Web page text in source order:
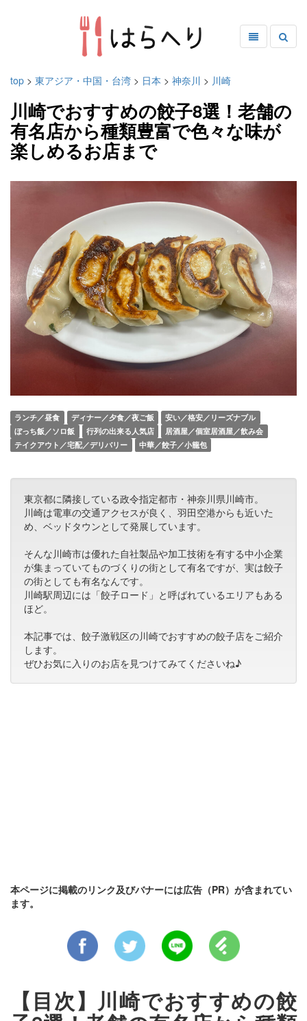
top > 東アジア・中国・台湾 > 日本 > 神奈川 > 川崎
川崎でおすすめの餃子8選！老舗の
有名店から種類豊富で色々な味が
楽しめるお店まで
ランチ／昼食 ディナー／夕食／夜ご飯
安い／格安／リーズナブル
ぼっち飯／ソロ飯
行列の出来る人気店
居酒屋／個室居酒屋／飲み会
テイクアウト／宅配／デリバリー
中華／餃子／小籠包
東京都に隣接している政令指定都市・神奈川県川崎市。
川崎は電車の交通アクセスが良く、羽田空港からも近いた
め、ベッドタウンとして発展しています。
そんな川崎市は優れた自社製品や加工技術を有する中小企業
が集まっていてものづくりの街として有名ですが、実は餃子
の街としても有名なんです。
川崎駅周辺には「餃子ロード」と呼ばれているエリアもある
ほど。
本記事では、餃子激戦区の川崎でおすすめの餃子店をご紹介
します。
ぜひお気に入りのお店を見つけてみてくださいね♪
本ページに掲載のリンク及びバナーには広告（PR）が含まれてい
ます。
【目次】川崎でおすすめの餃